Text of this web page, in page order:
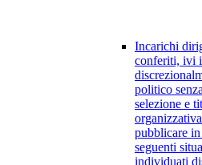
Incarichi
conferiti, ivi
politico
selezione e
pubblicare
seguenti
individuati